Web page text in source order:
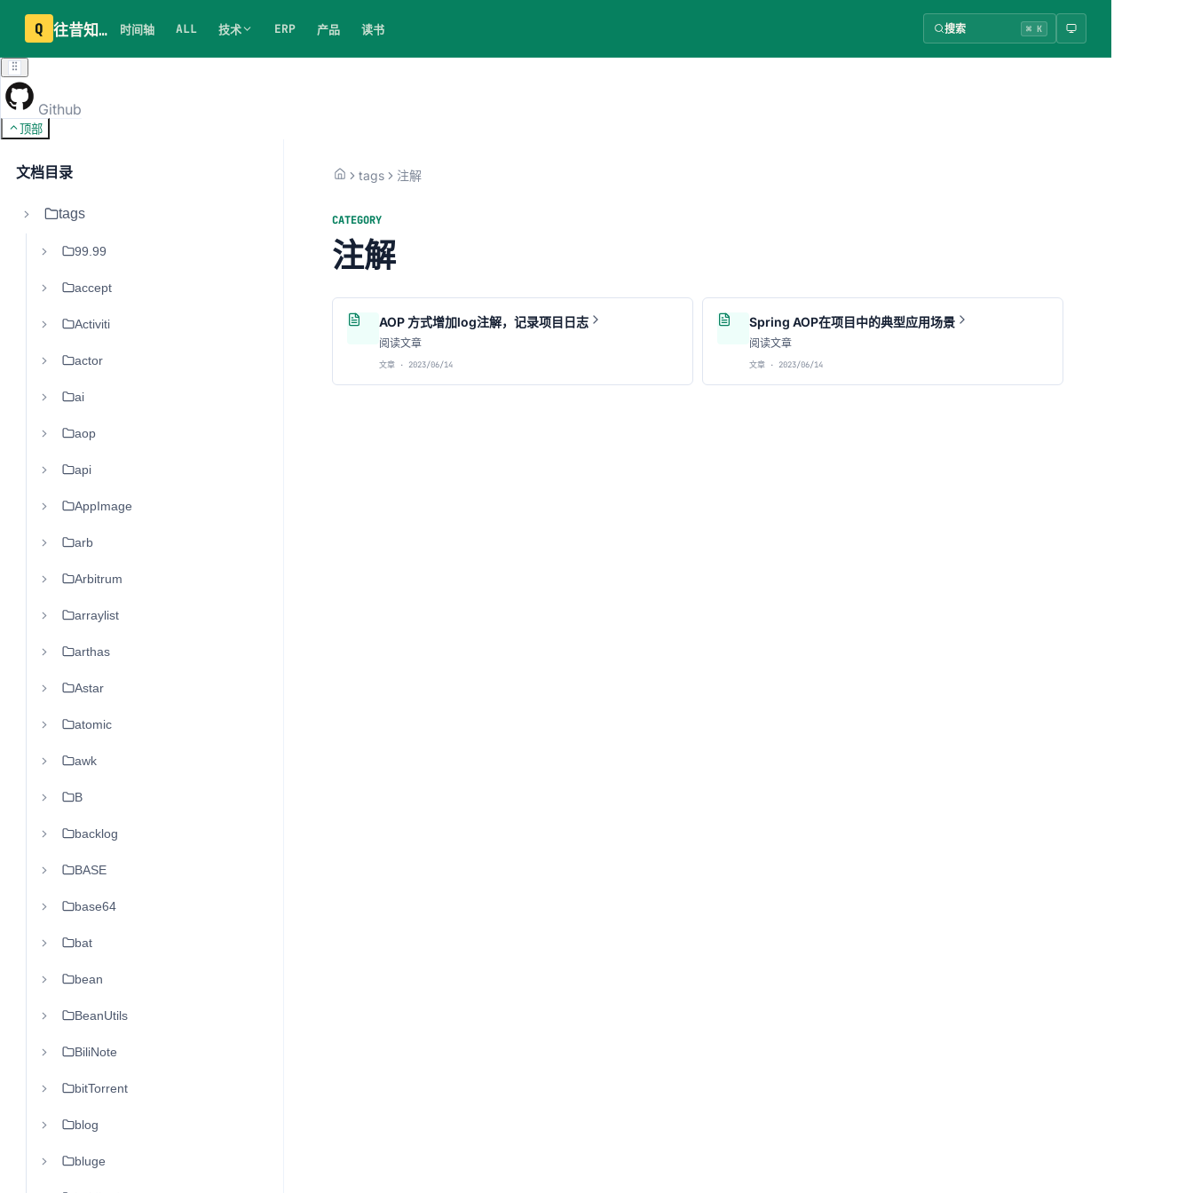
Q 往昔知识库 时间轴 ALL 技术 ERP 产品 读书 搜索 ⌘ K
Github
顶部
文档目录
tags
99.99
accept
Activiti
actor
ai
aop
api
AppImage
arb
Arbitrum
arraylist
arthas
Astar
atomic
awk
B
backlog
BASE
base64
bat
bean
BeanUtils
BiliNote
bitTorrent
blog
bluge
tags 注解
CATEGORY
注解
AOP 方式增加log注解，记录项目日志
阅读文章
文章 · 2023/06/14
Spring AOP在项目中的典型应用场景
阅读文章
文章 · 2023/06/14